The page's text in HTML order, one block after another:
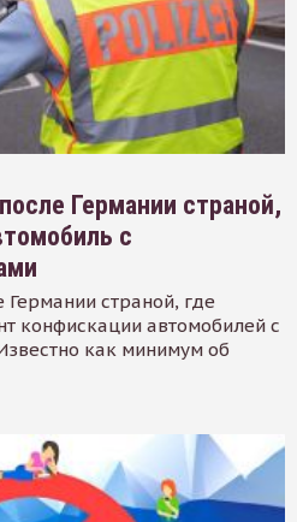
Германии страной,
с
Германии страной, где
конфискации автомобилей с
как минимум об